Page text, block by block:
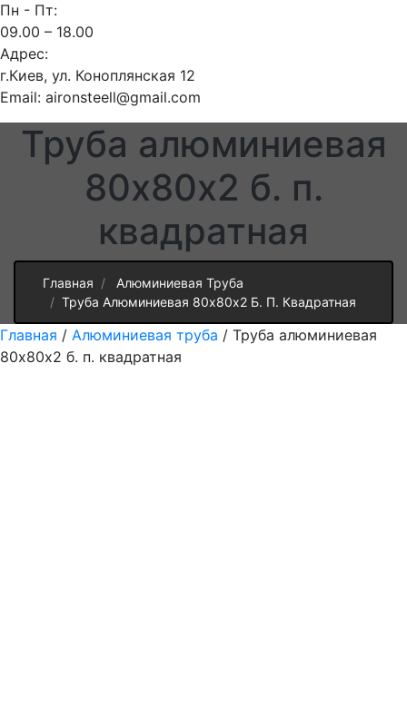
Пн - Пт:
09.00 – 18.00
Адрес:
г.Киев, ул. Коноплянская 12
Email: aironsteell@gmail.com
Труба алюминиевая
80х80х2 б. п.
квадратная
Главная
Алюминиевая Труба
Труба Алюминиевая 80х80х2 Б. П. Квадратная
Главная / Алюминиевая труба / Труба алюминиевая
80х80х2 б. п. квадратная